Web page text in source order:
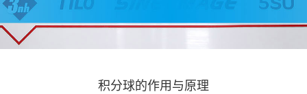
积分球的作用与原理